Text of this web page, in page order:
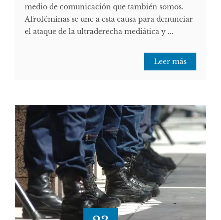
medio de comunicación que también somos.
Afroféminas se une a esta causa para denunciar
el ataque de la ultraderecha mediática y ...
Leer más